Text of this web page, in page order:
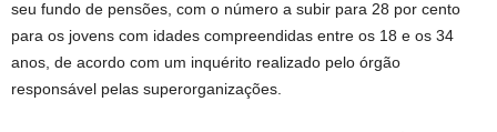
seu fundo de pensões, com o número a subir para 28 por cento
para os jovens com idades compreendidas entre os 18 e os 34
anos, de acordo com um inquérito realizado pelo órgão
responsável pelas superorganizações.